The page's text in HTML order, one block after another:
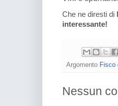
Che ne diresti di
interessante!
Argomento Fisco
Nessun